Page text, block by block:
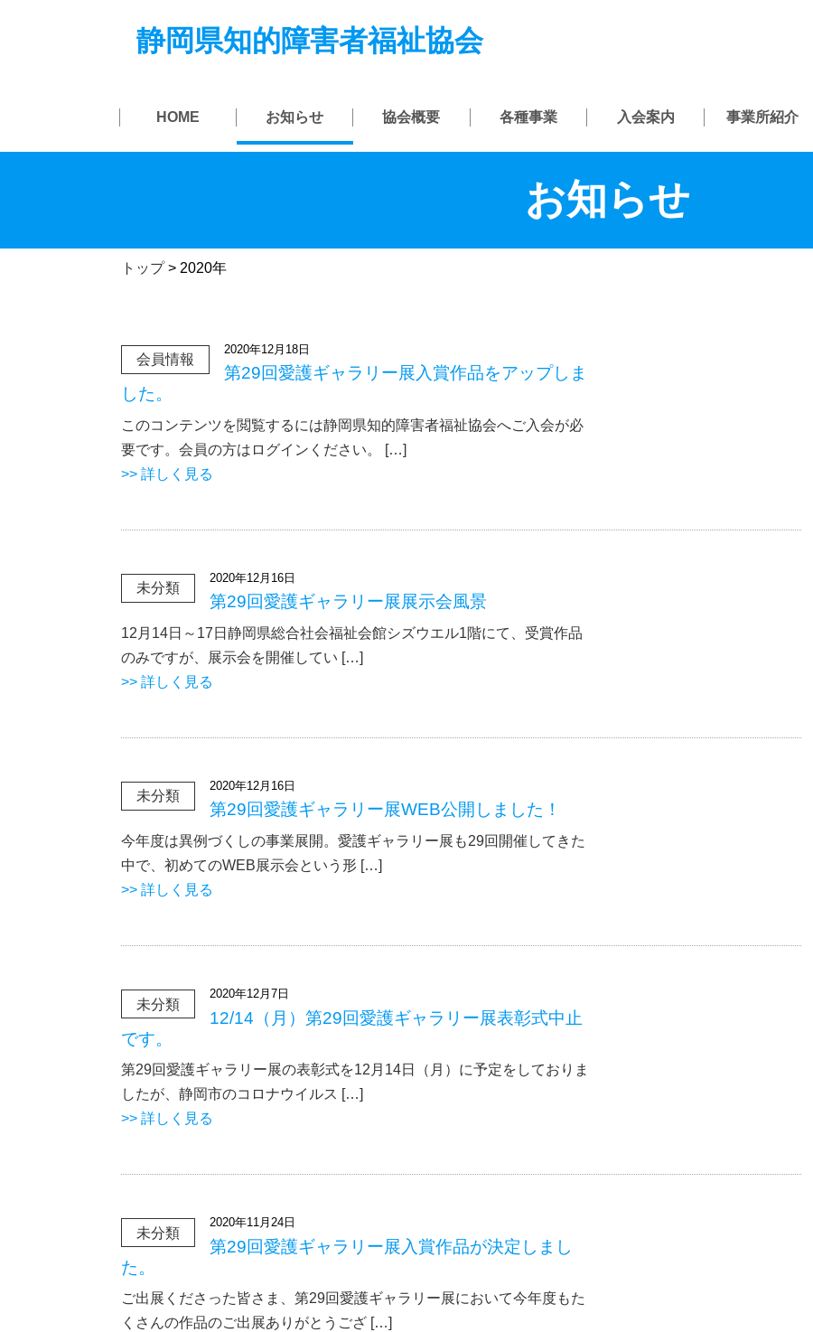
静岡県知的障害者福祉協会
HOME お知らせ 協会概要 各種事業 入会案内 事業所紹介
お知らせ
トップ> 2020年
会員情報
2020年12月18日
第29回愛護ギャラリー展入賞作品をアップしま
した。
このコンテンツを閲覧するには静岡県知的障害者福祉協会へご入会が必
要です。会員の方はログインください。 […]
>> 詳しく見る
未分類
2020年12月16日
第29回愛護ギャラリー展展示会風景
12月14日～17日静岡県総合社会福祉会館シズウエル1階にて、受賞作品
のみですが、展示会を開催してい […]
>> 詳しく見る
未分類
2020年12月16日
第29回愛護ギャラリー展WEB公開しました！
今年度は異例づくしの事業展開。愛護ギャラリー展も29回開催してきた
中で、初めてのWEB展示会という形 […]
>> 詳しく見る
未分類
2020年12月7日
12/14（月）第29回愛護ギャラリー展表彰式中止
です。
第29回愛護ギャラリー展の表彰式を12月14日（月）に予定をしておりま
したが、静岡市のコロナウイルス […]
>> 詳しく見る
未分類
2020年11月24日
第29回愛護ギャラリー展入賞作品が決定しまし
た。
ご出展くださった皆さま、第29回愛護ギャラリー展において今年度もた
くさんの作品のご出展ありがとうござ […]